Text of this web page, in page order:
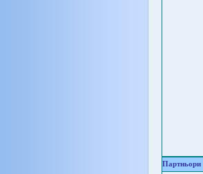
Партньори